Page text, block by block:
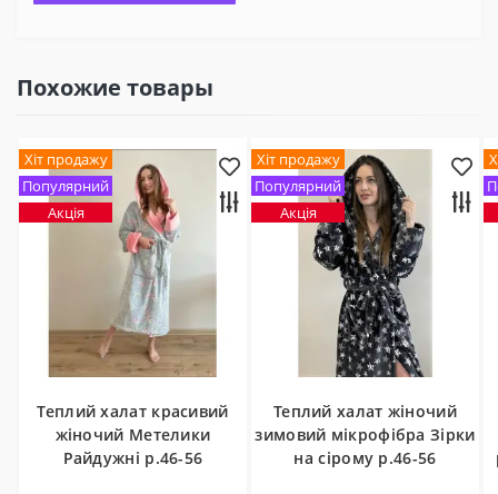
Похожие товары
Хіт продажу
Популярний
Акція
Теплий халат красивий
жіночий Метелики
Райдужні р.46-56
Хіт продажу
Популярний
Акція
Теплий халат жіночий
зимовий мікрофібра Зірки
на сірому р.46-56